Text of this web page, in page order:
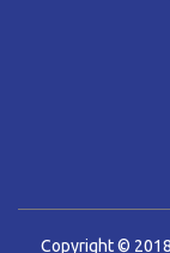
Copyright ©